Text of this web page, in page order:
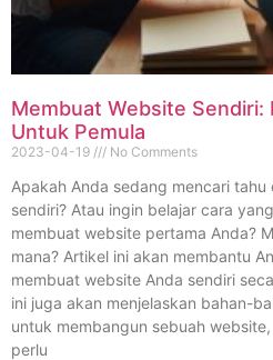
Membuat Website Sendiri:
Untuk Pemula
2023-04-19 No Comments
Apakah Anda sedang mencari
sendiri? Atau ingin belajar cara
membuat website pertama Anda?
mana? Artikel ini akan membantu
membuat website Anda sendiri
ini juga akan menjelaskan bahan-
untuk membangun sebuah
perlu